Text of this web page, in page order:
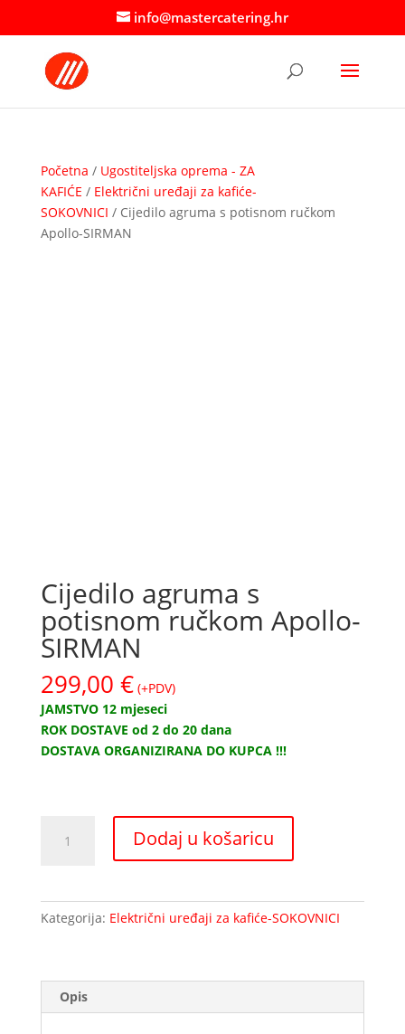
info@mastercatering.hr
Početna / Ugostiteljska oprema - ZA
KAFIĆE / Električni uređaji za kafiće-
SOKOVNICI / Cijedilo agruma s potisnom ručkom
Apollo-SIRMAN
Cijedilo agruma s
potisnom ručkom Apollo-
SIRMAN
299,00 € (+PDV)
JAMSTVO 12 mjeseci
ROK DOSTAVE od 2 do 20 dana
DOSTAVA ORGANIZIRANA DO KUPCA !!!
agruma
Apollo-
Dodaj u košaricu
Kategorija: Električni uređaji za kafiće-SOKOVNICI
Opis